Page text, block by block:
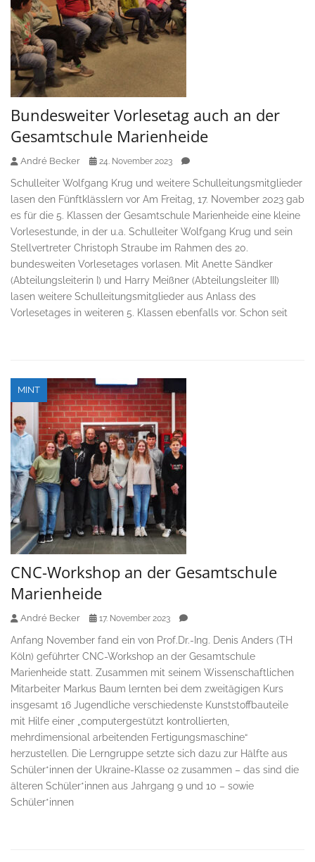
Bundesweiter Vorlesetag auch an der
Gesamtschule Marienheide
André Becker 24. November 2023
Schulleiter Wolfgang Krug und weitere Schulleitungsmitglieder
lasen den Fünftklässlern vor Am Freitag, 17. November 2023 gab
es für die 5. Klassen der Gesamtschule Marienheide eine kleine
Vorlesestunde, in der u.a. Schulleiter Wolfgang Krug und sein
Stellvertreter Christoph Straube im Rahmen des 20.
bundesweiten Vorlesetages vorlasen. Mit Anette Sändker
(Abteilungsleiterin I) und Harry Meißner (Abteilungsleiter III)
lasen weitere Schulleitungsmitglieder aus Anlass des
Vorlesetages in weiteren 5. Klassen ebenfalls vor. Schon seit
MINT
CNC-Workshop an der Gesamtschule
Marienheide
André Becker 17. November 2023
Anfang November fand ein von Prof.Dr.-Ing. Denis Anders (TH
Köln) geführter CNC-Workshop an der Gesamtschule
Marienheide statt. Zusammen mit seinem Wissenschaftlichen
Mitarbeiter Markus Baum lernten bei dem zweitägigen Kurs
insgesamt 16 Jugendliche verschiedenste Kunststoffbauteile
mit Hilfe einer „computergestützt kontrollierten,
mehrdimensional arbeitenden Fertigungsmaschine“
herzustellen. Die Lerngruppe setzte sich dazu zur Hälfte aus
Schüler*innen der Ukraine-Klasse 02 zusammen – das sind die
älteren Schüler*innen aus Jahrgang 9 und 10 – sowie
Schüler*innen